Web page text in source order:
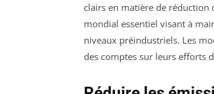
clairs en matière de réduction
mondial essentiel visant à
niveaux préindustriels. Les
des comptes sur leurs efforts